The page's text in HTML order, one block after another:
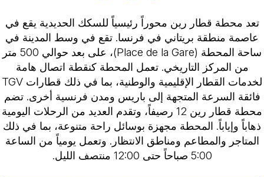
تعد محطة قطار رين محوراً رئيسياً للسكك الحديدية يقع في
عاصمة منطقة بريتاني في فرنسا. تقع في وسط المدينة في
ساحة المحطة (Place de la Gare)، على بعد حوالي 500 متر
من المركز التاريخي. تعمل المحطة كنقطة اتصال هامة
لخدمات القطار الإقليمية والوطنية، بما في ذلك قطارات TGV
فائقة السرعة المتجهة إلى باريس ومدن فرنسية أخرى. تضم
محطة قطار رين 12 رصيفاً، وتقدم العديد من الرحلات اليومية
ذهاباً وإياباً. المحطة مجهزة بوسائل راحة متنوعة، بما في ذلك
المتاجر والمطاعم ومناطق الانتظار. وتعمل يومياً من الساعة
5:00 صباحاً حتى 12:00 منتصف الليل.